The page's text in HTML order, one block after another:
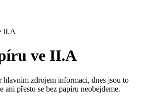
II.A
ve II.A
hlavním zdrojem informaci, dnes jsou to
ani přesto se bez papíru neobejdeme.